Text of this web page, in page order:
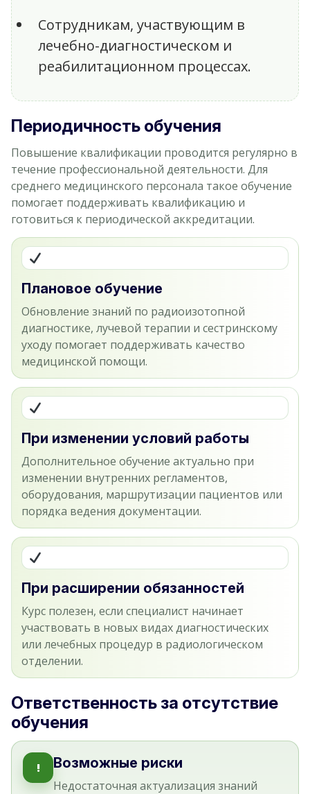
Сотрудникам, участвующим в
лечебно-диагностическом и
реабилитационном процессах.
Периодичность обучения
Повышение квалификации проводится регулярно в
течение профессиональной деятельности. Для
среднего медицинского персонала такое обучение
помогает поддерживать квалификацию и
готовиться к периодической аккредитации.
Плановое обучение
Обновление знаний по радиоизотопной
диагностике, лучевой терапии и сестринскому
уходу помогает поддерживать качество
медицинской помощи.
При изменении условий работы
Дополнительное обучение актуально при
изменении внутренних регламентов,
оборудования, маршрутизации пациентов или
порядка ведения документации.
При расширении обязанностей
Курс полезен, если специалист начинает
участвовать в новых видах диагностических
или лечебных процедур в радиологическом
отделении.
Ответственность за отсутствие
обучения
! Возможные риски
Недостаточная актуализация знаний